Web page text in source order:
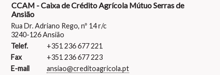
CCAM - Caixa de Crédito Agrícola Mútuo Serras de
Ansião
Rua Dr. Adriano Rego, nº 14 r/c
3240-126 Ansião
Telef.
+351 236 677 221
Fax
+351 236 677 223
E-mail
ansiao@creditoagricola.pt